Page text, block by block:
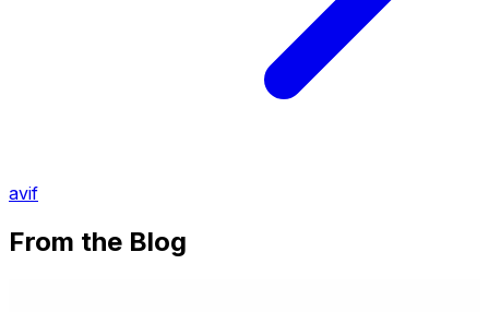
avif
From the Blog